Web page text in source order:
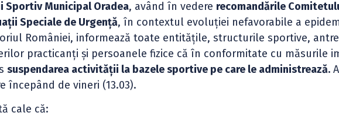
Sportiv Municipal Oradea, având în vedere recomandările
Speciale de Urgență, în contextul evoluției nefavorabile a
României, informează toate entitățile, structurile sportive,
practicanți și persoanele fizice că în conformitate cu măsurile
suspendarea activității la bazele sportive pe care le administrează.
începând de vineri (13.03).
cale că: